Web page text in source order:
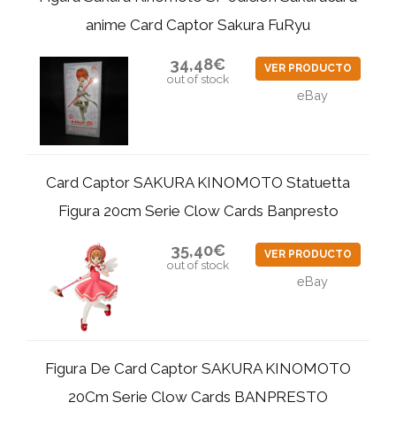
anime Card Captor Sakura FuRyu
34,48€
out of stock
VER PRODUCTO
eBay
Card Captor SAKURA KINOMOTO Statuetta
Figura 20cm Serie Clow Cards Banpresto
35,40€
out of stock
VER PRODUCTO
eBay
Figura De Card Captor SAKURA KINOMOTO
20Cm Serie Clow Cards BANPRESTO